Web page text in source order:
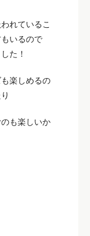
れているこ
いるので
た！
楽しめるの
も楽しいか